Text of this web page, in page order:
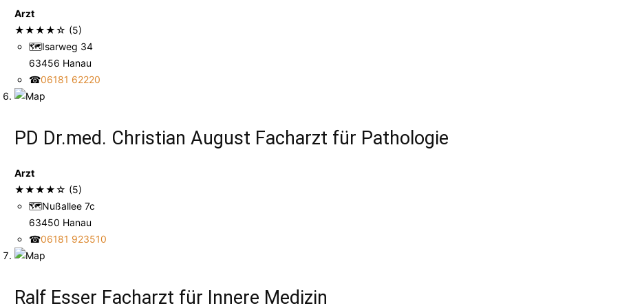
Arzt
★★★★☆ (5)
🗺Isarweg 34
63456 Hanau
☎06181 62220
PD Dr.med. Christian August Facharzt für Pathologie
Arzt
★★★★☆ (5)
🗺Nußallee 7c
63450 Hanau
☎06181 923510
Ralf Esser Facharzt für Innere Medizin